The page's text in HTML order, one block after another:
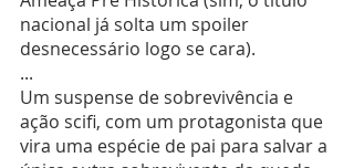
nacional já solta um spoiler
desnecessário logo se cara).
...
Um suspense de sobrevivência e
ação scifi, com um protagonista que
vira uma espécie de pai para salvar a